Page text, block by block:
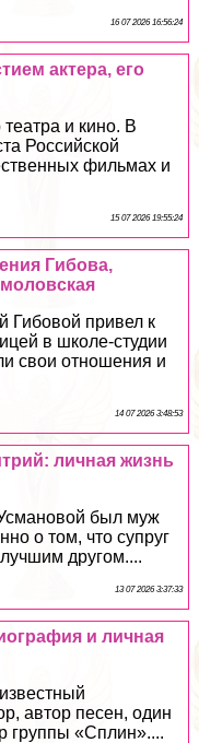
16 07 2026 16:56:24
актера, его
и кино. В
Российской
фильмах и
15 07 2026 19:55:24
Гибова,
Гибовой привел к
в школе-студии
свои отношения и
14 07 2026 3:48:53
личная жизнь
был муж
о том, что супруг
другом....
13 07 2026 3:37:33
и личная
автор песен, один
группы «Сплин»....